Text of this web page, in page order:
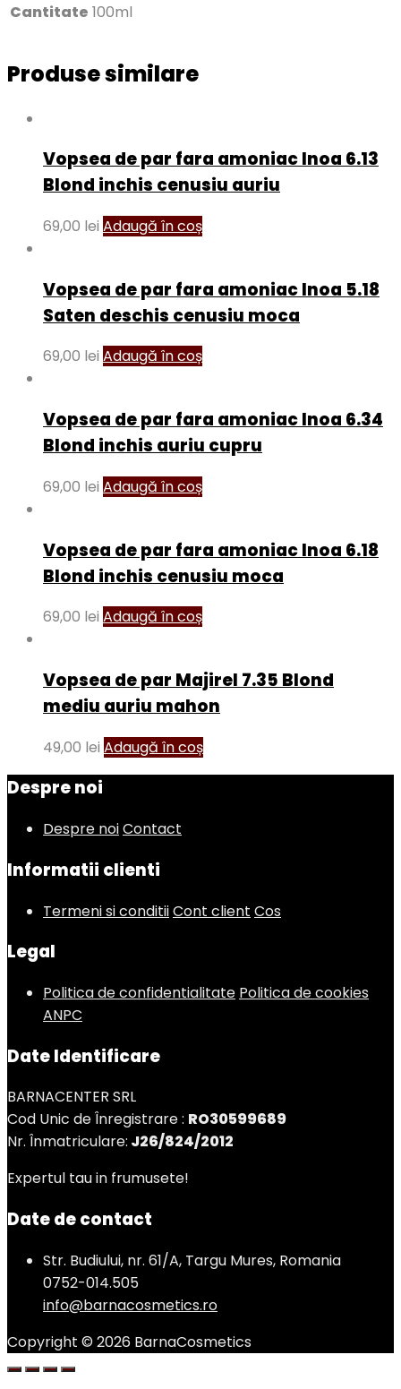
Cantitate 100ml
Produse similare
Vopsea de par fara amoniac Inoa 6.13
Blond inchis cenusiu auriu
69,00 lei Adaugă în coș
Vopsea de par fara amoniac Inoa 5.18
Saten deschis cenusiu moca
69,00 lei Adaugă în coș
Vopsea de par fara amoniac Inoa 6.34
Blond inchis auriu cupru
69,00 lei Adaugă în coș
Vopsea de par fara amoniac Inoa 6.18
Blond inchis cenusiu moca
69,00 lei Adaugă în coș
Vopsea de par Majirel 7.35 Blond
mediu auriu mahon
49,00 lei Adaugă în coș
Despre noi
Despre noiContact
Informatii clienti
Termeni si conditiiCont client Cos
Legal
Politica de confidentialitate Politica de cookies
ANPC
Date Identificare
BARNACENTER SRL
Cod Unic de Înregistrare : RO30599689
Nr. Înmatriculare: J26/824/2012
Expertul tau in frumusete!
Date de contact
Str. Budiului, nr. 61/A, Targu Mures, Romania
0752-014.505
info@barnacosmetics.ro
Copyright © 2026 BarnaCosmetics